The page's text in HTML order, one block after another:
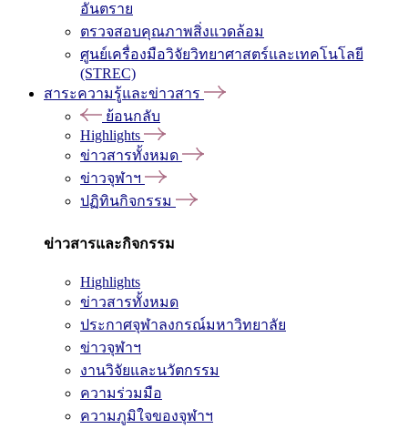
อันตราย
ตรวจสอบคุณภาพสิ่งแวดล้อม
ศูนย์เครื่องมือวิจัยวิทยาศาสตร์และเทคโนโลยี
(STREC)
สาระความรู้และข่าวสาร
ย้อนกลับ
Highlights
ข่าวสารทั้งหมด
ข่าวจุฬาฯ
ปฏิทินกิจกรรม
ข่าวสารและกิจกรรม
Highlights
ข่าวสารทั้งหมด
ประกาศจุฬาลงกรณ์มหาวิทยาลัย
ข่าวจุฬาฯ
งานวิจัยและนวัตกรรม
ความร่วมมือ
ความภูมิใจของจุฬาฯ